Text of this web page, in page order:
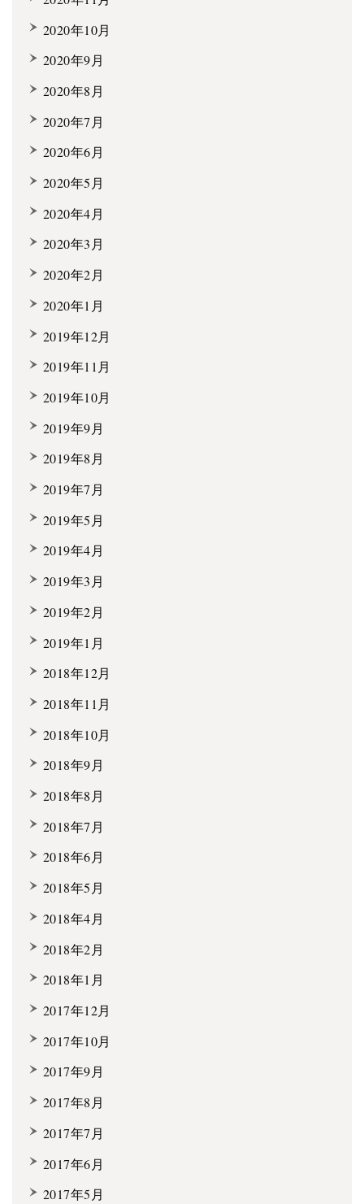
2020年10月
2020年9月
2020年8月
2020年7月
2020年6月
2020年5月
2020年4月
2020年3月
2020年2月
2020年1月
2019年12月
2019年11月
2019年10月
2019年9月
2019年8月
2019年7月
2019年5月
2019年4月
2019年3月
2019年2月
2019年1月
2018年12月
2018年11月
2018年10月
2018年9月
2018年8月
2018年7月
2018年6月
2018年5月
2018年4月
2018年2月
2018年1月
2017年12月
2017年10月
2017年9月
2017年8月
2017年7月
2017年6月
2017年5月